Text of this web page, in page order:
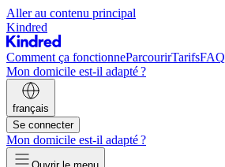
Aller au contenu principal
Kindred
Comment ça fonctionneParcourirTarifsFAQ
Mon domicile est-il adapté ?
français
Se connecter
Mon domicile est-il adapté ?